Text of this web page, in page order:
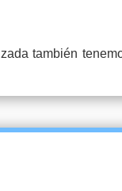
también